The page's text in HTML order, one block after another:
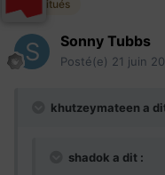
Habitués
Sonny Tubbs
Posté(e) 21 juin
khutzeymateen a
shadok a dit :